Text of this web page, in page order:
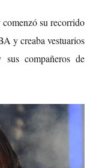
su recorrido
y creaba vestuarios
sus compañeros de